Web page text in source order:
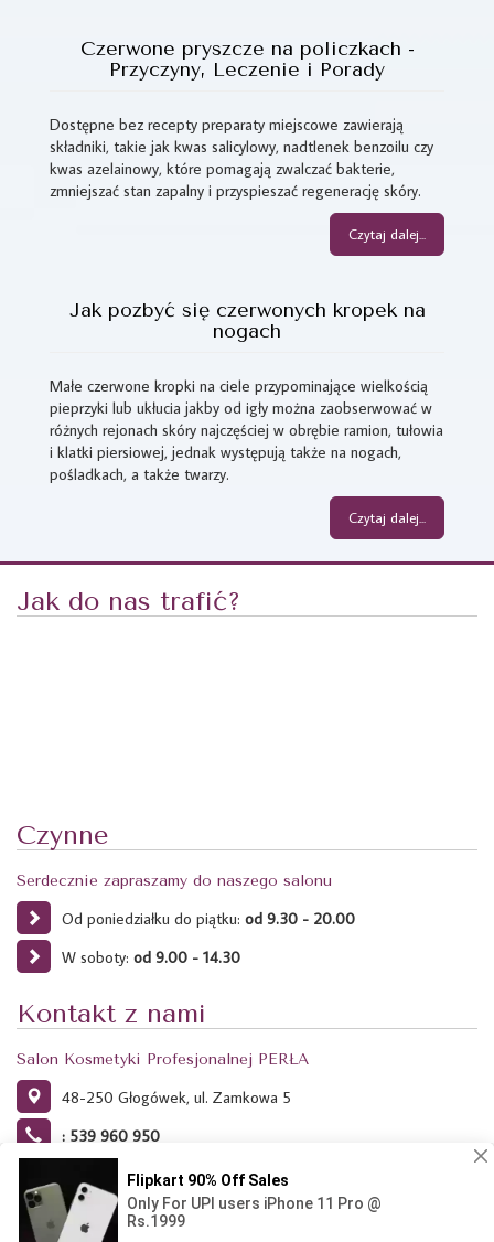
Czerwone pryszcze na policzkach -
Przyczyny, Leczenie i Porady
Dostępne bez recepty preparaty miejscowe zawierają
składniki, takie jak kwas salicylowy, nadtlenek benzoilu czy
kwas azelainowy, które pomagają zwalczać bakterie,
zmniejszać stan zapalny i przyspieszać regenerację skóry.
Czytaj dalej...
Jak pozbyć się czerwonych kropek na
nogach
Małe czerwone kropki na ciele przypominające wielkością
pieprzyki lub ukłucia jakby od igły można zaobserwować w
różnych rejonach skóry najczęściej w obrębie ramion, tułowia
i klatki piersiowej, jednak występują także na nogach,
pośladkach, a także twarzy.
Czytaj dalej...
Jak do nas trafić?
Czynne
Serdecznie zapraszamy do naszego salonu
Od poniedziałku do piątku: od 9.30 - 20.00
W soboty: od 9.00 - 14.30
Kontakt z nami
Salon Kosmetyki Profesjonalnej PERŁA
48-250 Głogówek, ul. Zamkowa 5
: 539 960 950
Ta strona używa plików Cookies. Dowiedz się więcej o celu ich
używania i możliwości zmiany ustawień Cookies w przeglądarce.